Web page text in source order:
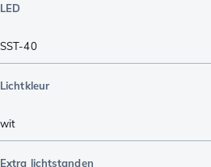
LED
SST-40
Lichtkleur
wit
Extra lichtstanden